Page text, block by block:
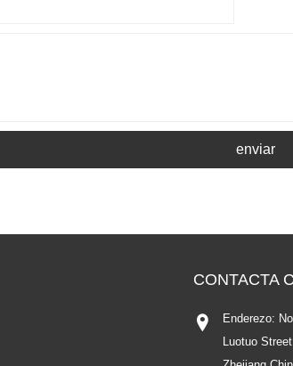
enviar
CONTACTA
Enderezo:
Luotuo